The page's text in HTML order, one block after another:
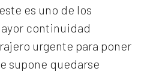
es uno de los
continuidad
urgente para poner
supone quedarse